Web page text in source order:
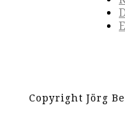
Copyright Jörg